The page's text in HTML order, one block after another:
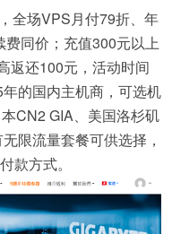
全场VPS月付79折、年
同价；充值300元以上
返还100元，活动时间
的国内主机商，可选机
CN2 GIA、美国洛杉矶
无限流量套餐可供选择，
款方式。